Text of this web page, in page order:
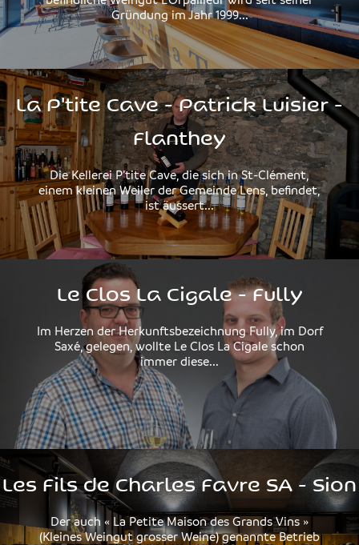
Gründung im Jahr 1999...
La P'tite Cave - Patrick Luisier -
Flanthey
Die Kellerei P’tite Cave, die sich in St-Clément,
einem kleinen Weiler der Gemeinde Lens, befindet,
ist äussert...
Le Clos La Cigale - Fully
Im Herzen der Herkunftsbezeichnung Fully, im Dorf
Saxé, gelegen, wollte Le Clos La Cigale schon
immer diese...
Les Fils de Charles Favre SA - Sion
Der auch « La Petite Maison des Grands Vins »
(Kleines Weingut grosser Weine) genannte Betrieb